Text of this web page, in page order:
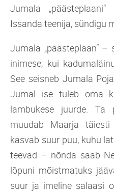
Jumala
Issanda teenija, sündigu
Jumala „päästeplaan“
inimese, kui
See seisneb Jumala
Jumal ise tuleb oma
lambukese juurde.
muudab Maarja
kasvab suur puu, kuhu
teevad – nõnda saab
lõpuni mõistmatuks
suur ja imeline salaasi